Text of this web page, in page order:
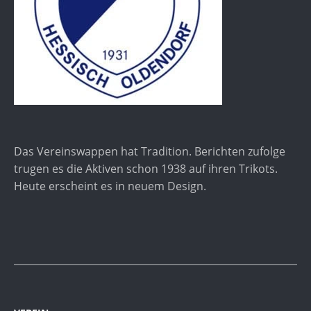
Das Vereinswappen hat Tradition. Berichten zufolge
trugen es die Aktiven schon 1938 auf ihren Trikots.
Heute erscheint es in neuem Design.